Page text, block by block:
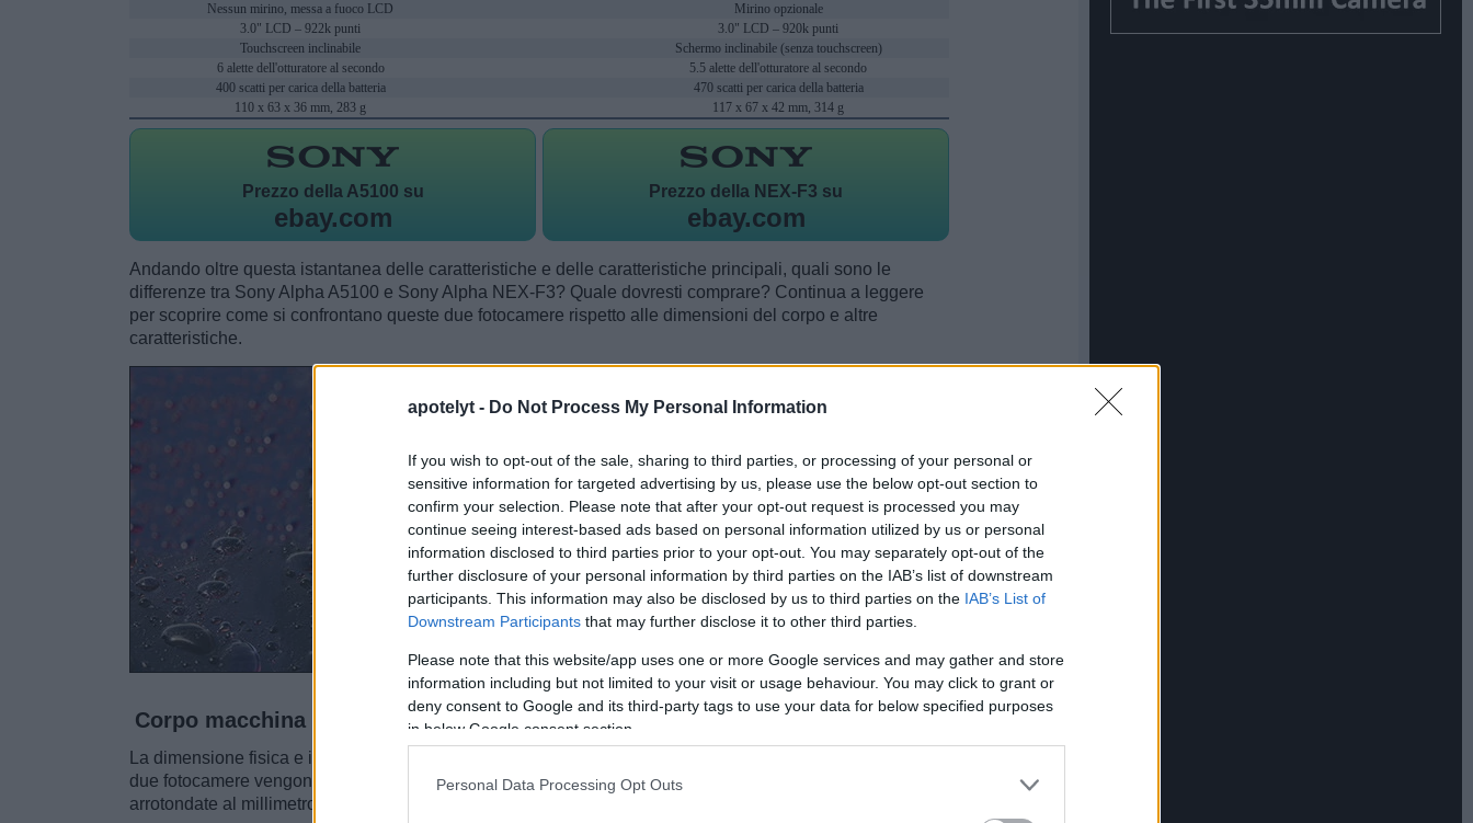
apotelyt - Do Not Process My Personal Information
If you wish to opt-out of the sale, sharing to third parties, or processing of your personal or
sensitive information for targeted advertising by us, please use the below opt-out section to
confirm your selection. Please note that after your opt-out request is processed you may
continue seeing interest-based ads based on personal information utilized by us or personal
information disclosed to third parties prior to your opt-out. You may separately opt-out of the
further disclosure of your personal information by third parties on the IAB’s list of downstream
participants. This information may also be disclosed by us to third parties on the IAB’s List of
Downstream Participants that may further disclose it to other third parties.
Please note that this website/app uses one or more Google services and may gather and store
information including but not limited to your visit or usage behaviour. You may click to grant or
deny consent to Google and its third-party tags to use your data for below specified purposes
in below Google consent section.
Personal Data Processing Opt Outs
Nessun mirino, messa a fuoco LCD
Mirino opzionale
3.0" LCD – 922k punti
3.0" LCD – 920k punti
Touchscreen inclinabile
Schermo inclinabile (senza touchscreen)
6 alette dell'otturatore al secondo
5.5 alette dell'otturatore al secondo
400 scatti per carica della batteria
470 scatti per carica della batteria
110 x 63 x 36 mm, 283 g
117 x 67 x 42 mm, 314 g
Prezzo della A5100 su
ebay.com
Prezzo della NEX-F3 su
ebay.com
Andando oltre questa istantanea delle caratteristiche e delle caratteristiche principali, quali sono le
differenze tra Sony Alpha A5100 e Sony Alpha NEX-F3? Quale dovresti comprare? Continua a leggere
per scoprire come si confrontano queste due fotocamere rispetto alle dimensioni del corpo e altre
caratteristiche.
Corpo macchina
La dimensione fisica e il peso della Sony A5100 e Sony NEX-F3 sono illustrate nel grafico sottostante. Le
due fotocamere vengono visualizzate in base alle lorodimensioni relative
arrotondate al millimetro più vicino.